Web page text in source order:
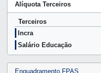
Alíquota Terceiros
Terceiros
Incra
Salário Educação
Enquadramento FPAS